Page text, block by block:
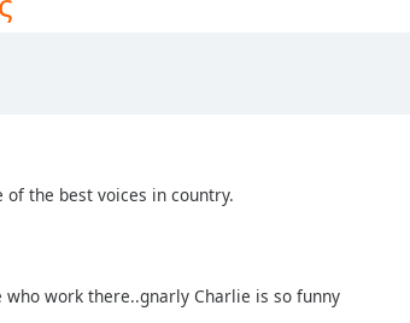
the best voices in country.
work there..gnarly Charlie is so funny